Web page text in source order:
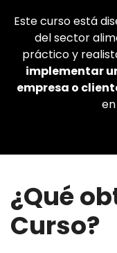
Este curso está
del sector
práctico y
implementar
empresa o
en
¿Qué
Curso?